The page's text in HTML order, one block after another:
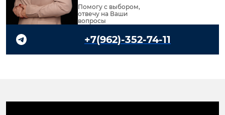
Помогу с выбором,
отвечу на Ваши
вопросы
+7(962)-352-74-11